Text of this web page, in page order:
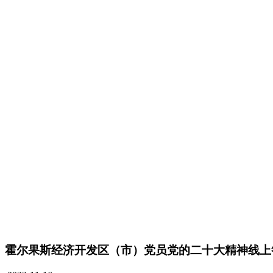
霍尔果斯经济开发区（市）党员党的二十大精神线